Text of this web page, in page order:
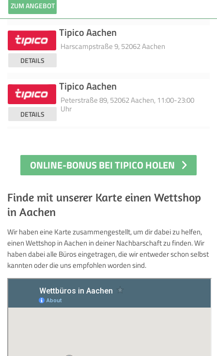
ZUM ANGEBOT
Tipico Aachen
Harscampstraße 9, 52062 Aachen
DETAILS
Tipico Aachen
Peterstraße 89, 52062 Aachen, 11:00-23:00
Uhr
DETAILS
ONLINE-BONUS BEI TIPICO HOLEN
Finde mit unserer Karte einen Wettshop
in Aachen
Wir haben eine Karte zusammengestellt, um dir dabei zu helfen,
einen Wettshop in Aachen in deiner Nachbarschaft zu finden. Wir
haben dabei alle Büros eingetragen, die wir entweder schon selbst
kannten oder die uns empfohlen worden sind.